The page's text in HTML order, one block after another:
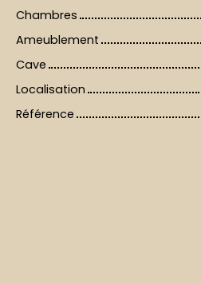
Chambres
Ameublement
Cave
Localisation
Référence